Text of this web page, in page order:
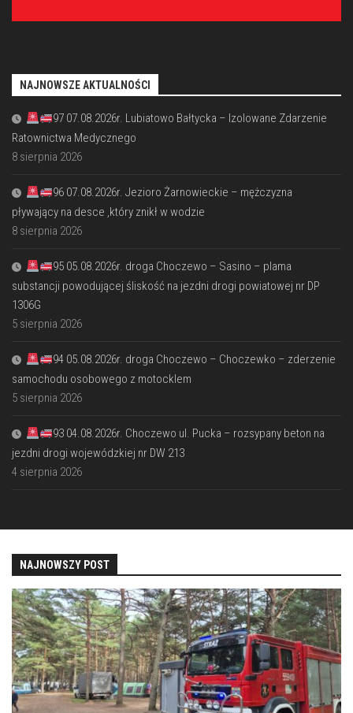
NAJNOWSZE AKTUALNOŚCI
97 07.08.2026r. Lubiatowo Bałtycka – Izolowane Zdarzenie
Ratownictwa Medycznego
8 sierpnia 2026
96 07.08.2026r. Jezioro Żarnowieckie – mężczyzna
pływający na desce ,który znikł w wodzie
8 sierpnia 2026
95 05.08.2026r. droga Choczewo – Sasino – plama
substancji powodującej śliskość na jezdni drogi powiatowej nr DP
1306G
5 sierpnia 2026
94 05.08.2026r. droga Choczewo – Choczewko – zderzenie
samochodu osobowego z motocklem
5 sierpnia 2026
93 04.08.2026r. Choczewo ul. Pucka – rozsypany beton na
jezdni drogi wojewódzkiej nr DW 213
4 sierpnia 2026
NAJNOWSZY POST